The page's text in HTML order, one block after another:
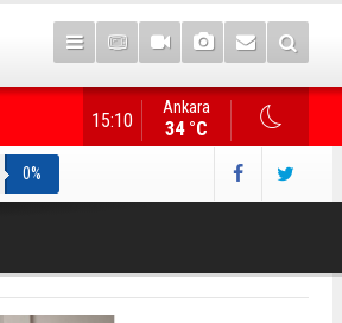
Gazete manşetlerinde yeni gün...
Ankara
34 °C
15:10
0%